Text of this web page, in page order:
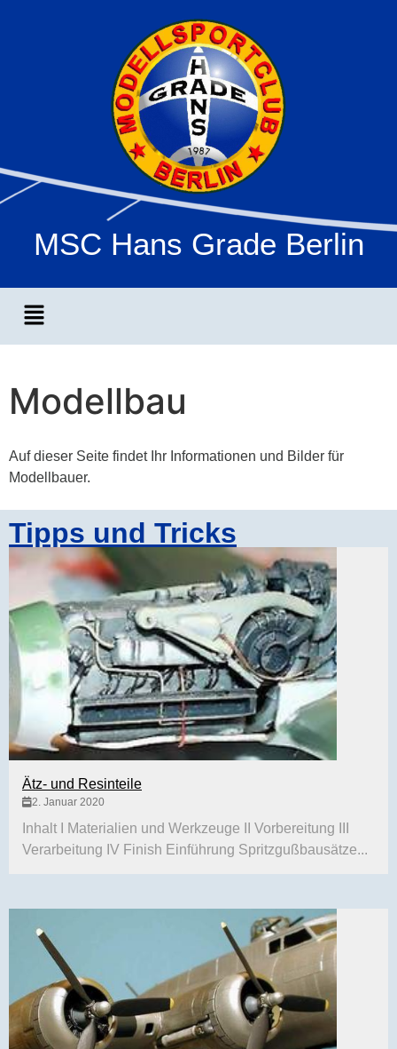
MSC Hans Grade Berlin
Modellbau
Auf dieser Seite findet Ihr Informationen und Bilder für
Modellbauer.
Tipps und Tricks
Ätz- und Resinteile
2. Januar 2020
Inhalt I Materialien und Werkzeuge II Vorbereitung III
Verarbeitung IV Finish Einführung Spritzgußbausätze...